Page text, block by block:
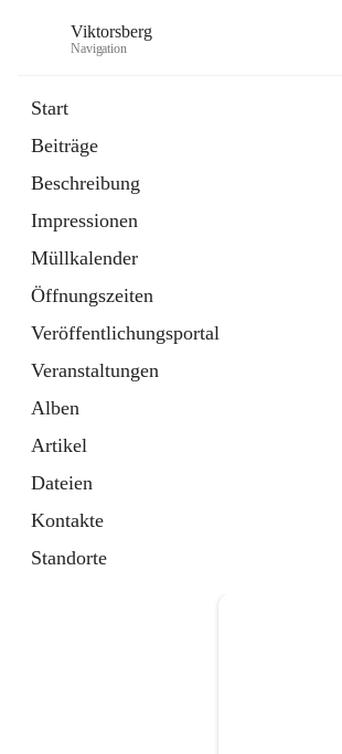
Viktorsberg
Navigation
Start
Beiträge
Beschreibung
Impressionen
Müllkalender
Öffnungszeiten
Veröffentlichungsportal
Veranstaltungen
Alben
Artikel
Dateien
Kontakte
Standorte